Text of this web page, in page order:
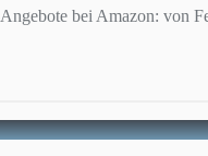
bei Amazon: von